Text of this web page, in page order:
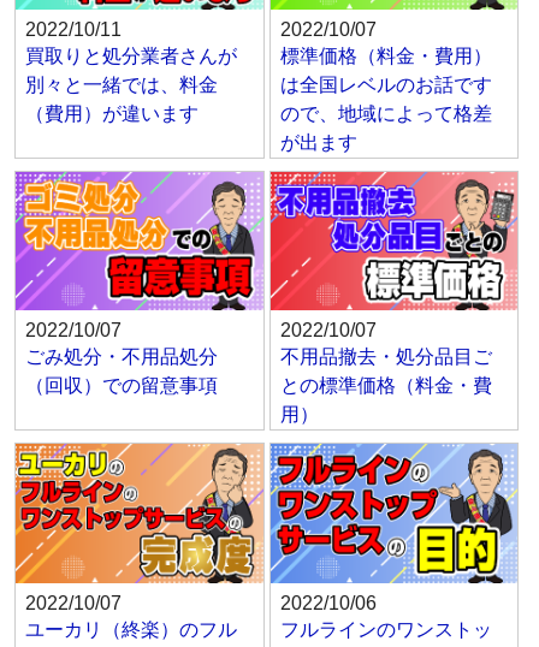
2022/10/11
買取りと処分業者さんが
別々と一緒では、料金
（費用）が違います
2022/10/07
標準価格（料金・費用）
は全国レベルのお話です
ので、地域によって格差
が出ます
2022/10/07
ごみ処分・不用品処分
（回収）での留意事項
2022/10/07
不用品撤去・処分品目ご
との標準価格（料金・費
用）
2022/10/07
ユーカリ（終楽）のフル
2022/10/06
フルラインのワンストッ